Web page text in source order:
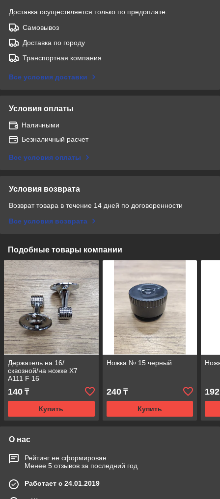
Доставка осуществляется только по предоплате.
Самовывоз
Доставка по городу
Транспортная компания
Все условия доставки
Условия оплаты
Наличными
Безналичный расчет
Все условия оплаты
Условия возврата
Возврат товара в течение 14 дней по договоренности
Все условия возврата
Подобные товары компании
Держатель на 16/
сквозной/на ножке X7
А111 F 16
140 ₸
Купить
Ножка № 15 черный
240₸
Купить
192
О нас
Рейтинг не сформирован
Менее 5 отзывов за последний год
Работает с 24.01.2019